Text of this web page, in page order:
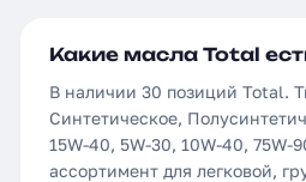
Какие масла Total
В наличии 30 позиций Total.
Синтетическое,
15W-40, 5W-30, 10W-40, 75W-
ассортимент для легковой,